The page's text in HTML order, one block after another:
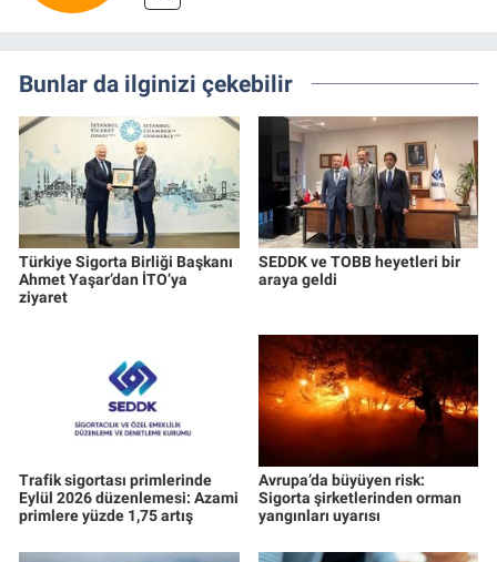
Bunlar da ilginizi çekebilir
Türkiye Sigorta Birliği Başkanı
Ahmet Yaşar’dan İTO’ya
ziyaret
SEDDK ve TOBB heyetleri bir
araya geldi
Trafik sigortası primlerinde
Eylül 2026 düzenlemesi: Azami
primlere yüzde 1,75 artış
Avrupa’da büyüyen risk:
Sigorta şirketlerinden orman
yangınları uyarısı